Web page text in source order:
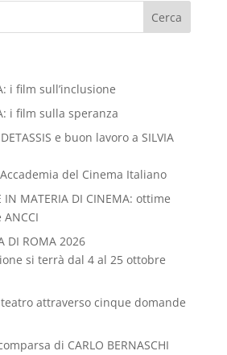
Cerca
i film sull’inclusione
i film sulla speranza
e buon lavoro a SILVIA
del Cinema Italiano
IN MATERIA DI CINEMA: ottime
DI ROMA 2026
si terrà dal 4 al 25 ottobre
attraverso cinque domande
di CARLO BERNASCHI